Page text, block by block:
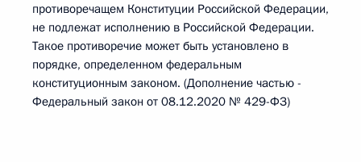
противоречащем Конституции Российской Федерации,
не подлежат исполнению в Российской Федерации.
Такое противоречие может быть установлено в
порядке, определенном федеральным
конституционным законом. (Дополнение частью -
Федеральный закон от 08.12.2020 № 429-ФЗ)